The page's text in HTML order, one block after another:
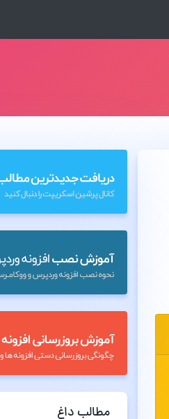
مطالب داغ